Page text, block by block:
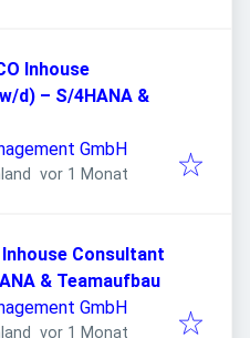
Inhouse
d) – S/4HANA &
GmbH
Veröffentlicht
vor 1 Monat
Consultant
& Teamaufbau
GmbH
Veröffentlicht
vor 1 Monat